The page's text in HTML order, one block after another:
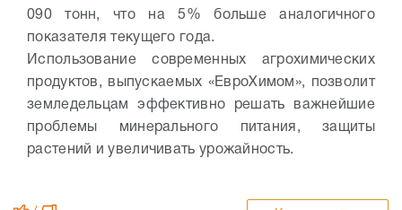
090 тонн, что на 5% больше аналогичного
показателя текущего года.
Использование современных агрохимических
продуктов, выпускаемых «ЕвроХимом», позволит
земледельцам эффективно решать важнейшие
проблемы минерального питания, защиты
растений и увеличивать урожайность.